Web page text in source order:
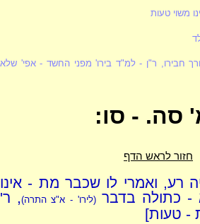
משוי טעות
חבירו, ר"ן - למ"ד בירו' מפני החשד - אפי' שלא
סה. - סו:
חזור לראש הדף
רע, ואמרי לו שכבר מת - אינו
- כתולה בדבר(לירו' - א"צ התרה), ר'
- טעות]